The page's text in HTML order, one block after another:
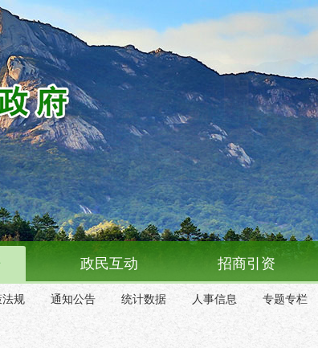
政民互动 招商引资
法规 通知公告 统计数据 人事信息 专题专栏